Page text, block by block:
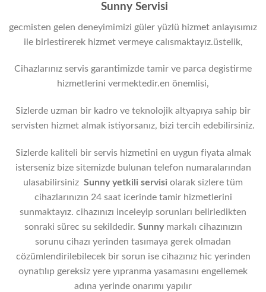
Sunny Servisi
gecmisten gelen deneyimimizi güler yüzlü hizmet anlayısımız
ile birlestirerek hizmet vermeye calısmaktayız.üstelik,
Cihazlarınız servis garantimizde tamir ve parca degistirme
hizmetlerini vermektedir.en önemlisi,
Sizlerde uzman bir kadro ve teknolojik altyapıya sahip bir
servisten hizmet almak istiyorsanız, bizi tercih edebilirsiniz.
Sizlerde kaliteli bir servis hizmetini en uygun fiyata almak
isterseniz bize sitemizde bulunan telefon numaralarından
ulasabilirsiniz Sunny yetkili servisi olarak sizlere tüm
cihazlarınızın 24 saat icerinde tamir hizmetlerini
sunmaktayız. cihazınızı inceleyip sorunları belirledikten
sonraki sürec su sekildedir. Sunnymarkalı cihazınızın
sorunu cihazı yerinden tasımaya gerek olmadan
cözümlendirilebilecek bir sorun ise cihazınız hic yerinden
oynatılıp gereksiz yere yıpranma yasamasını engellemek
adına yerinde onarımı yapılır